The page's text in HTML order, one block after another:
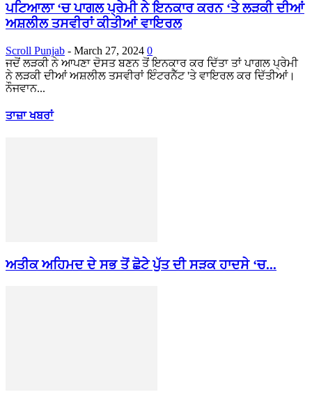
ਪਟਿਆਲਾ ‘ਚ ਪਾਗਲ ਪ੍ਰੇਮੀ ਨੇ ਇਨਕਾਰ ਕਰਨ ‘ਤੇ ਲੜਕੀ ਦੀਆਂ
ਅਸ਼ਲੀਲ ਤਸਵੀਰਾਂ ਕੀਤੀਆਂ ਵਾਇਰਲ
Scroll Punjab - March 27, 2024 0
ਜਦੋਂ ਲੜਕੀ ਨੇ ਆਪਣਾ ਦੋਸਤ ਬਣਨ ਤੋਂ ਇਨਕਾਰ ਕਰ ਦਿੱਤਾ ਤਾਂ ਪਾਗਲ ਪ੍ਰੇਮੀ
ਨੇ ਲੜਕੀ ਦੀਆਂ ਅਸ਼ਲੀਲ ਤਸਵੀਰਾਂ ਇੰਟਰਨੈੱਟ 'ਤੇ ਵਾਇਰਲ ਕਰ ਦਿੱਤੀਆਂ।
ਨੌਜਵਾਨ...
ਤਾਜ਼ਾ ਖਬਰਾਂ
ਅਤੀਕ ਅਹਿਮਦ ਦੇ ਸਭ ਤੋਂ ਛੋਟੇ ਪੁੱਤ ਦੀ ਸੜਕ ਹਾਦਸੇ ‘ਚ...